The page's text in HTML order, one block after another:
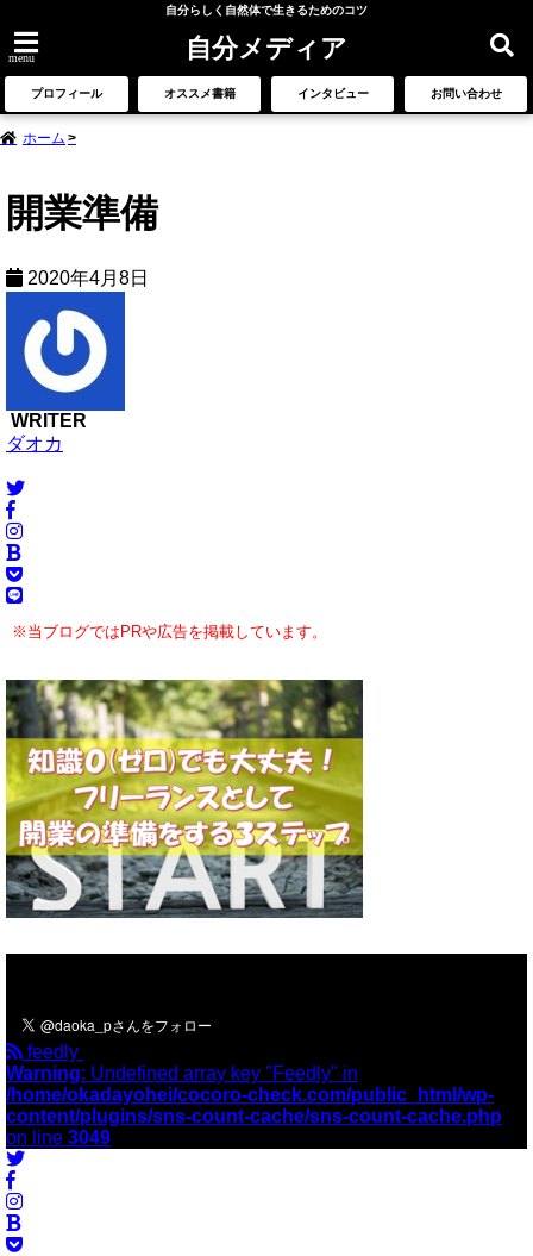
自分らしく自然体で生きるためのコツ
menu 自分メディア
プロフィール オススメ書籍 インタビュー お問い合わせ
ホーム
開業準備
2020年4月8日
WRITER
ダオカ
※当ブログではPRや広告を掲載しています。
feedly
Warning: Undefined array key "Feedly" in
/home/okadayohei/cocoro-check.com/public_html/wp-
content/plugins/sns-count-cache/sns-count-cache.php
on line 3049